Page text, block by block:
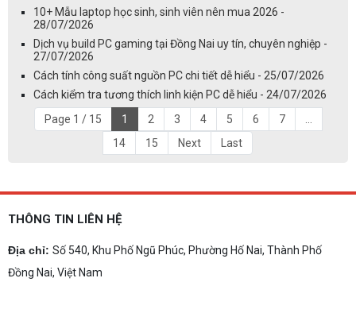
10+ Mẫu laptop học sinh, sinh viên nên mua 2026 -
28/07/2026
Dịch vụ build PC gaming tại Đồng Nai uy tín, chuyên nghiệp -
27/07/2026
Cách tính công suất nguồn PC chi tiết dễ hiểu - 25/07/2026
Cách kiểm tra tương thích linh kiện PC dễ hiểu - 24/07/2026
Page 1 / 15
1 2 3 4 5 6 7
14
15 Next Last
THÔNG TIN LIÊN HỆ
Địa chỉ: Số 540, Khu Phố Ngũ Phúc, Phường Hố Nai, Thành Phố
Đồng Nai, Việt Nam